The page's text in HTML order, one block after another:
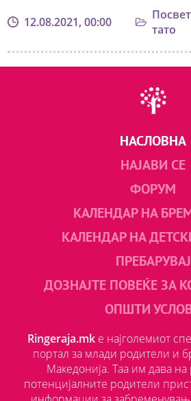
12.08.2021, 00:00
тато
НАСЛОВНА
НАЈАВИ СЕ
ФОРУМ
КАЛЕНДАР НА
КАЛЕНДАР НА
ПРЕБАРУВАЈ
ДОЗНАЈТЕ ПОВЕЌЕ ЗА
ОПШТИ
Ringeraja.mk е најголемиот
портал за млади родители и
Македонија. Таа им дава
потенцијалните родители